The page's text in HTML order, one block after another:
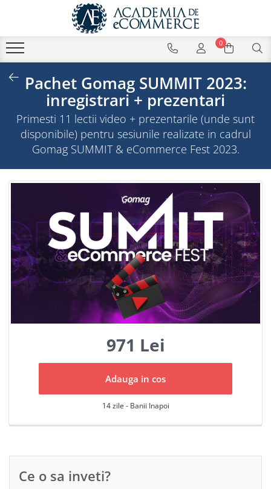
0
Pachet Gomag SUMMIT 2023:
inregistrari + prezentari
Primesti 11 lectii video + prezentarile (unde sunt
disponibile) pentru sesiunile realizate in cadrul
Gomag SUMMIT & eCommerce Fest 2023.
971 Lei
Adauga in cos
14 zile - Banii Inapoi
Ce o sa inveti?